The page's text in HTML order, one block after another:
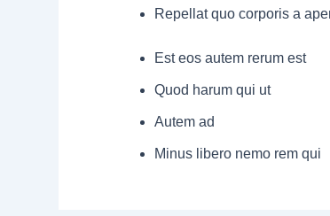
Repellat quo corporis a
Est eos autem rerum est
Quod harum qui ut
Autem ad
Minus libero nemo rem qui